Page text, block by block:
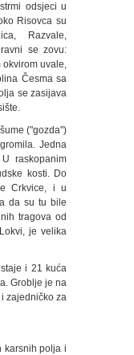
odsjeci u
Risovca su
Razvale,
se zovu:
okvirom uvale,
Česma sa
se zasijava
("gozda")
Jedna
raskopanim
kosti. Do
Crkvice, i u
da su tu bile
tragova od
je velika
i 21 kuća
Groblje je na
zajedničko za
karsnih polja i